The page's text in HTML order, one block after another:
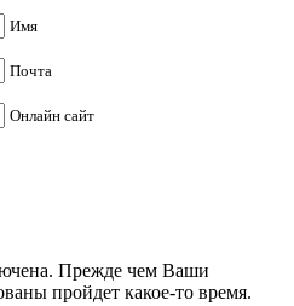
Имя
Почта
Онлайн сайт
Прежде чем Ваши
пройдет какое-то время.